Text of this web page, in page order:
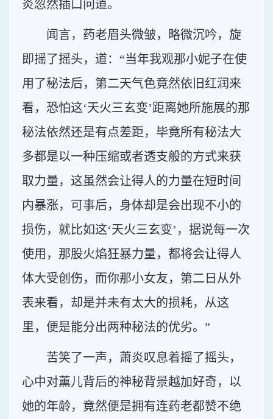
炎忽然插口问道。
闻言，药老眉头微皱，略微沉吟，旋
即摇了摇头，道：“当年我观那小妮子在使
用了秘法后，第二天气色竟然依旧红润来
看，恐怕这‘天火三玄变’距离她所施展的那
秘法依然还是有点差距，毕竟所有秘法大
多都是以一种压缩或者透支般的方式来获
取力量，这虽然会让得人的力量在短时间
内暴涨，可事后，身体却是会出现不小的
损伤，就比如这‘天火三玄变’，据说每一次
使用，那股火焰狂暴力量，都将会让得人
体大受创伤，而你那小女友，第二日从外
表来看，却是并未有太大的损耗，从这
里，便是能分出两种秘法的优劣。”
苦笑了一声，萧炎叹息着摇了摇头，
心中对薰儿背后的神秘背景越加好奇，以
她的年龄，竟然便是拥有连药老都赞不绝